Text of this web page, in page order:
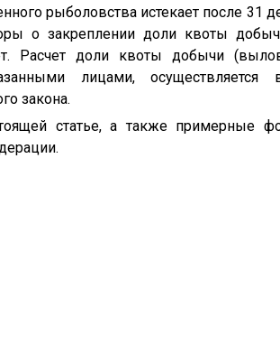
рыболовства истекает после 31
о закреплении доли квоты
Расчет доли квоты добычи
лицами, осуществляется
закона.
статье, а также примерные